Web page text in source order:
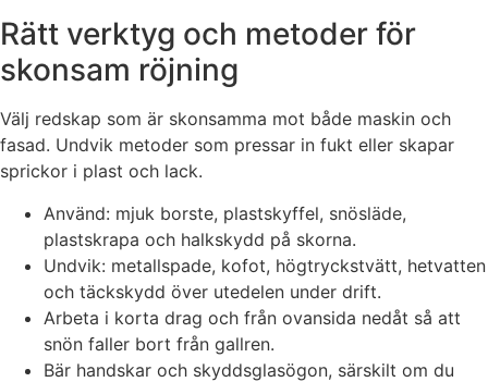
Rätt verktyg och metoder för
skonsam röjning
Välj redskap som är skonsamma mot både maskin och
fasad. Undvik metoder som pressar in fukt eller skapar
sprickor i plast och lack.
Använd: mjuk borste, plastskyffel, snösläde,
plastskrapa och halkskydd på skorna.
Undvik: metallspade, kofot, högtryckstvätt, hetvatten
och täckskydd över utedelen under drift.
Arbeta i korta drag och från ovansida nedåt så att
snön faller bort från gallren.
Bär handskar och skyddsglasögon, särskilt om du